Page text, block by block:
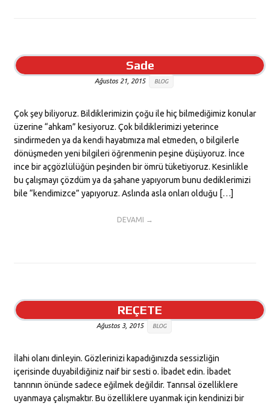
Sade
Ağustos 21, 2015 BLOG
Çok şey biliyoruz. Bildiklerimizin çoğu ile hiç bilmediğimiz konular
üzerine “ahkam” kesiyoruz. Çok bildiklerimizi yeterince
sindirmeden ya da kendi hayatımıza mal etmeden, o bilgilerle
dönüşmeden yeni bilgileri öğrenmenin peşine düşüyoruz. İnce
ince bir açgözlülüğün peşinden bir ömrü tüketiyoruz. Kesinlikle
bu çalışmayı çözdüm ya da şahane yapıyorum bunu dediklerimizi
bile “kendimizce” yapıyoruz. Aslında asla onları olduğu […]
DEVAMI →
REÇETE
Ağustos 3, 2015 BLOG
İlahi olanı dinleyin. Gözlerinizi kapadığınızda sessizliğin
içerisinde duyabildiğiniz naif bir sesti o. İbadet edin. İbadet
tanrının önünde sadece eğilmek değildir. Tanrısal özelliklere
uyanmaya çalışmaktır. Bu özelliklere uyanmak için kendinizi bir